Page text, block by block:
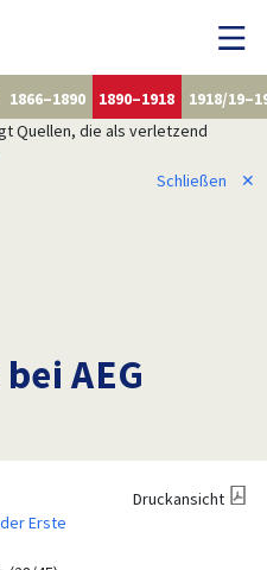
1866–1890 1890–1918
1918/
Quellen, die als verletzend
Schließen
✕
AEG
Erste
Druckansicht